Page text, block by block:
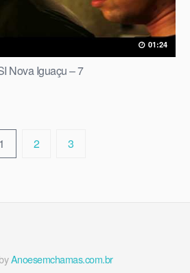
01:24
Nova Iguaçu – 7
1 2 3
Anoesemchamas.com.br